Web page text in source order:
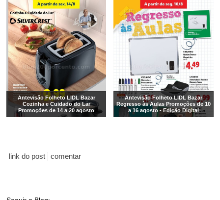
Antevisão Folheto LIDL Bazar
Cozinha e Cuidado do Lar
Promoções de 14 a 20 agosto
Antevisão Folheto LIDL Bazar
Regresso às Aulas Promoções de 10
a 16 agosto - Edição Digital
link do post comentar